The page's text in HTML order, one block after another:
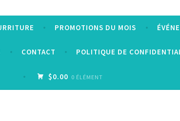
PROMOTIONS DU MOIS
CONTACT POLITIQUE DE
$0.00 0 ÉLÉMENT